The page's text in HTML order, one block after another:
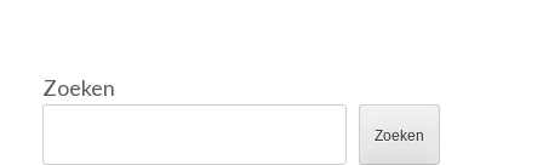
Zoeken
Zoeken